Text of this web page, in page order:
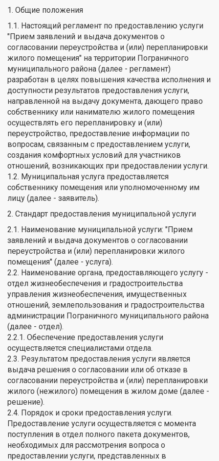
1. Общие положения
1.1. Настоящий регламент по предоставлению услуги
"Прием заявлений и выдача документов о
согласовании переустройства и (или) перепланировки
жилого помещения" на территории Пограничного
муниципального района (далее - регламент)
разработан в целях повышения качества исполнения и
доступности результатов предоставления услуги,
направленной на выдачу документа, дающего право
собственнику или нанимателю жилого помещения
осуществлять его перепланировку и (или)
переустройство, предоставление информации по
вопросам, связанным с предоставлением услуги,
создания комфортных условий для участников
отношений, возникающих при предоставлении услуги.
1.2. Муниципальная услуга предоставляется
собственнику помещения или уполномоченному им
лицу (далее - заявитель).
2. Стандарт предоставления муниципальной услуги
2.1. Наименование муниципальной услуги: "Прием
заявлений и выдача документов о согласовании
переустройства и (или) перепланировки жилого
помещения" (далее - услуга).
2.2. Наименование органа, предоставляющего услугу -
отдел жизнеобеспечения и градостроительства
управления жизнеобеспечения, имущественных
отношений, землепользования и градостроительства
администрации Пограничного муниципального района
(далее - отдел).
2.2.1. Обеспечение предоставления услуги
осуществляется специалистами отдела.
2.3. Результатом предоставления услуги является
выдача решения о согласовании или об отказе в
согласовании переустройства и (или) перепланировки
жилого (нежилого) помещения в жилом доме (далее -
решение).
2.4. Порядок и сроки предоставления услуги.
Предоставление услуги осуществляется с момента
поступления в отдел полного пакета документов,
необходимых для рассмотрения вопроса о
предоставлении услуги, представленных в